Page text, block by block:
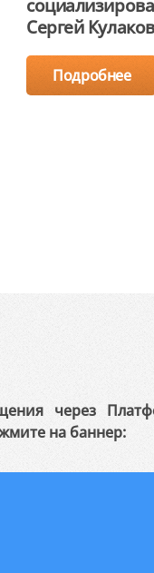
Сергей Кулаков
Подробнее
через
на баннер: